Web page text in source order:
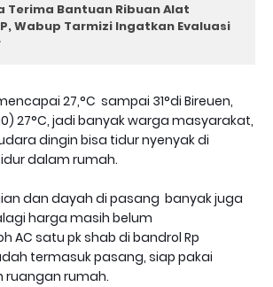
Terima Bantuan Ribuan Alat
Wabup Tarmizi Ingatkan Evaluasi
27,°C sampai 31°di Bireuen,
27°C, jadi banyak warga masyarakat,
dingin bisa tidur nyenyak di
dalam rumah.
dan dayah di pasang banyak juga
harga masih belum
AC satu pk shab di bandrol Rp
termasuk pasang, siap pakai
ruangan rumah.